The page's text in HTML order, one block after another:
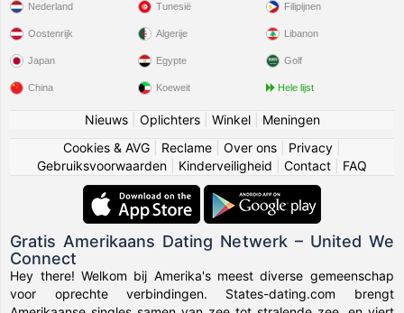
Nederland
Oostenrijk
Japan
China
Tunesië
Algerije
Egypte
Koeweit
Filipijnen
Libanon
Golf
Hele lijst
Nieuws| Oplichters| Winkel| Meningen
Cookies & AVG
Reclame Over ons Privacy
Gebruiksvoorwaarden
Kinderveiligheid Contact FAQ
Gratis Amerikaans Dating Netwerk – United We
Connect
Hey there! Welkom bij Amerika's meest diverse gemeenschap
voor oprechte verbindingen. States-dating.com brengt